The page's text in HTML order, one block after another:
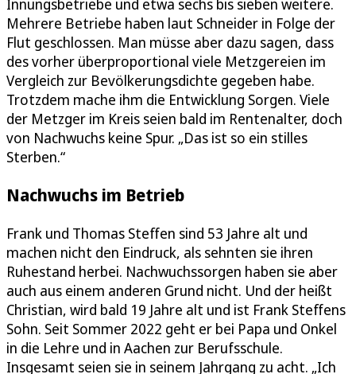
Innungsbetriebe und etwa sechs bis sieben weitere.
Mehrere Betriebe haben laut Schneider in Folge der
Flut geschlossen. Man müsse aber dazu sagen, dass
des vorher überproportional viele Metzgereien im
Vergleich zur Bevölkerungsdichte gegeben habe.
Trotzdem mache ihm die Entwicklung Sorgen. Viele
der Metzger im Kreis seien bald im Rentenalter, doch
von Nachwuchs keine Spur. „Das ist so ein stilles
Sterben.“
Nachwuchs im Betrieb
Frank und Thomas Steffen sind 53 Jahre alt und
machen nicht den Eindruck, als sehnten sie ihren
Ruhestand herbei. Nachwuchssorgen haben sie aber
auch aus einem anderen Grund nicht. Und der heißt
Christian, wird bald 19 Jahre alt und ist Frank Steffens
Sohn. Seit Sommer 2022 geht er bei Papa und Onkel
in die Lehre und in Aachen zur Berufsschule.
Insgesamt seien sie in seinem Jahrgang zu acht. „Ich